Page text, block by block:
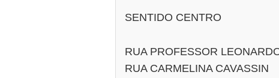
SENTIDO CENTRO
RUA PROFESSOR
RUA CARMELINA CAVASSIN